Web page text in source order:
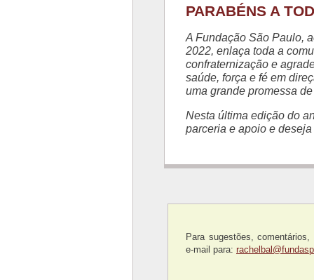
PARABÉNS A
A Fundação São Paulo,
2022, enlaça toda a
confraternização e
saúde, força e fé em
uma grande promessa
Nesta última edição do
parceria e apoio e
Para sugestões,
e-mail para: